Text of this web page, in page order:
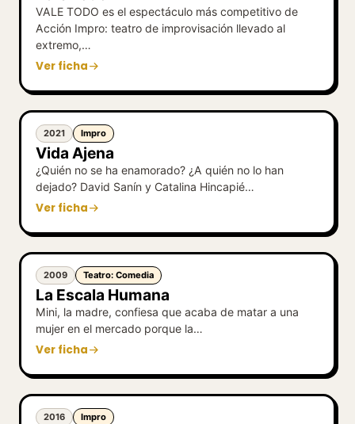
VALE TODO es el espectáculo más competitivo de
Acción Impro: teatro de improvisación llevado al
extremo,…
Ver ficha
2021 Impro
Vida Ajena
¿Quién no se ha enamorado? ¿A quién no lo han
dejado? David Sanín y Catalina Hincapié…
Ver ficha
2009 Teatro: Comedia
La Escala Humana
Mini, la madre, confiesa que acaba de matar a una
mujer en el mercado porque la…
Ver ficha
2016 Impro